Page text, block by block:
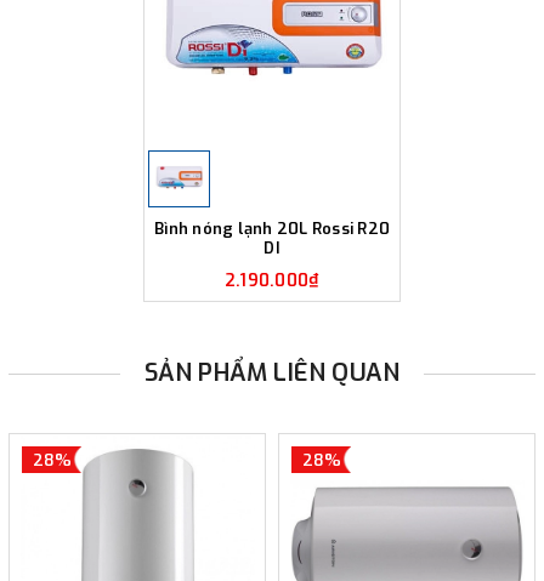
Bình nóng lạnh 20L Rossi R20
DI
2.190.000₫
SẢN PHẨM LIÊN QUAN
28% 28%